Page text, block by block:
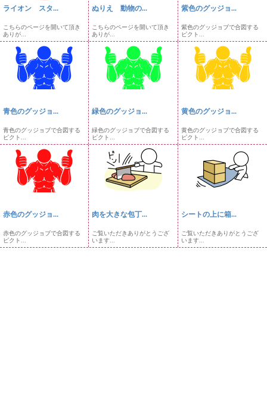
ライオン スタ...
こちらのページを開いて頂き
ありが...
ぬりえ 動物の...
こちらのページを開いて頂き
ありが...
紫色のグッジョ...
紫色のグッジョブで合図する
ピクト...
青色のグッジョ...
青色のグッジョブで合図する
ピクト...
緑色のグッジョ...
緑色のグッジョブで合図する
ピクト...
黄色のグッジョ...
黄色のグッジョブで合図する
ピクト...
赤色のグッジョ...
赤色のグッジョブで合図する
ピクト...
肉を大きな包丁...
ご覧いただきありがとうござ
います...
シートの上に箱...
ご覧いただきありがとうござ
います...